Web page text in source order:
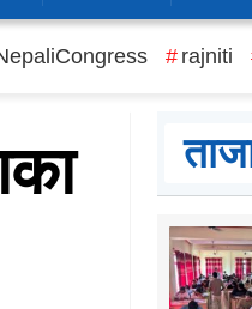
rajniti